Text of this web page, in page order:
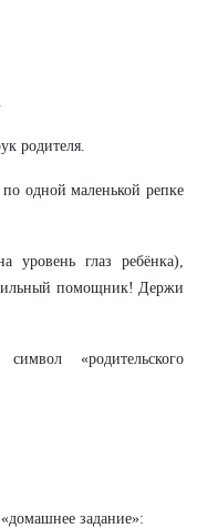
родителя.
по одной маленькой репке
уровень глаз ребёнка),
помощник! Держи
«родительского
задание»: